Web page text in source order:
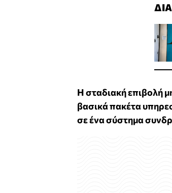
Η σταδιακή επιβολή
βασικά πακέτα
σε ένα σύστημα